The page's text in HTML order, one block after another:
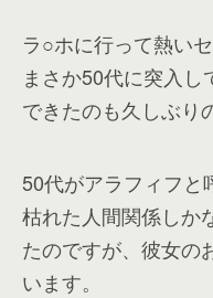
ラ○ホに行って熱い
まさか50代に突入
できたのも久しぶり
50代がアラフィフと
枯れた人間関係しか
たのですが、彼女の
います。